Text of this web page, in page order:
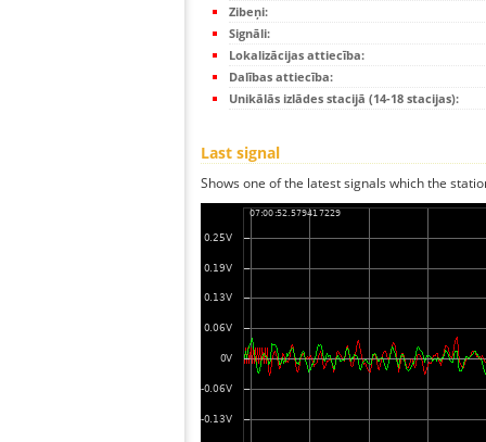
Zibeņi:
Signāli:
Lokalizācijas attiecība:
Dalības attiecība:
Unikālās izlādes stacijā (14-18 stacijas):
Last signal
Shows one of the latest signals which the